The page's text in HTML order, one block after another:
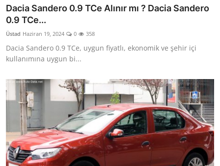
Dacia Sandero 0.9 TCe Alınır mı ? Dacia Sandero
0.9 TCe...
Üstad Haziran 19, 2024 0 358
Dacia Sandero 0.9 TCe, uygun fiyatlı, ekonomik ve şehir içi
kullanımına uygun bi...